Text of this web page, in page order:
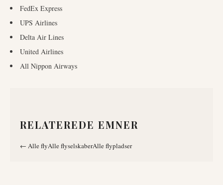
FedEx Express
UPS Airlines
Delta Air Lines
United Airlines
All Nippon Airways
RELATEREDE EMNER
← Alle flyAlle flyselskaberAlle flypladser